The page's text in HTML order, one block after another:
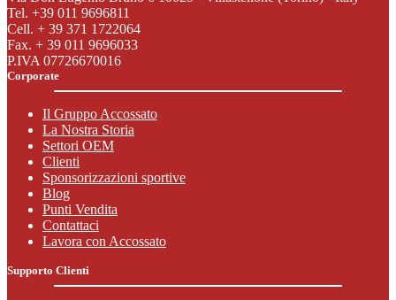
Tel. +39 011 9696811
Cell. + 39 371 1722064
Fax. + 39 011 9696033
P.IVA 07726670016
Corporate
Il Gruppo Accossato
La Nostra Storia
Settori OEM
Clienti
Sponsorizzazioni sportive
Blog
Punti Vendita
Contattaci
Lavora con Accossato
Supporto Clienti